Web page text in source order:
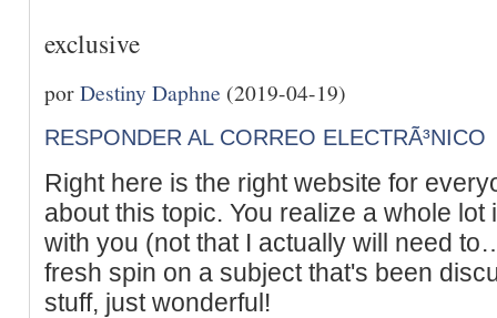
exclusive
porDestiny Daphne (2019-04-19)
RESPONDER AL CORREO ELECTRÃ³NICO
Right here is the right website for
about this topic. You realize a whole
with you (not that I actually will need
fresh spin on a subject that's been
stuff, just wonderful!